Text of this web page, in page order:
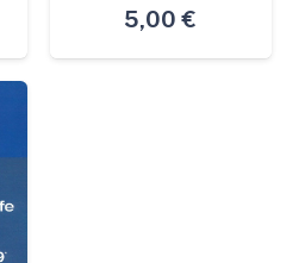
5,00 €